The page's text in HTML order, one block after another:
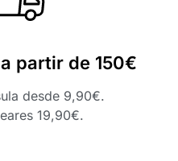
partir de 150€
desde 9,90€.
19,90€.